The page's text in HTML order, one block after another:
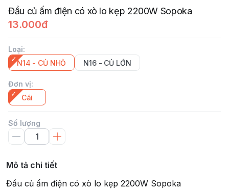
Đầu củ ấm điện có xò lo kẹp 2200W Sopoka
13.000đ
Loại:
N14 - CỦ NHỎ
N16 - CỦ LỚN
Đơn vị:
Cái
Số lượng
Mô tả chi tiết
Đầu củ ấm điện có xò lo kẹp 2200W Sopoka